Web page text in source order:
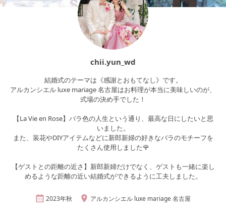
chii.yun_wd
結婚式のテーマは《感謝とおもてなし》です。
アルカンシエル luxe mariage 名古屋はお料理が本当に美味しいのが、
式場の決め手でした！
【La Vie en Rose】バラ色の人生という通り、最高な日にしたいと思
いました。
また、装花やDIYアイテムなどに新郎新婦の好きなバラのモチーフを
たくさん使用しました🌹
【ゲストとの距離の近さ】新郎新婦だけでなく、ゲストも一緒に楽し
めるような距離の近い結婚式ができるように工夫しました。
2023年秋 アルカンシエル luxe mariage 名古屋